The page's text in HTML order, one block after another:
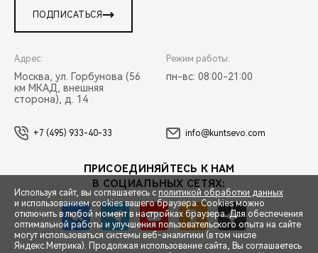
СПЕЦПРЕДЛОЖЕНИЯ
ПОДПИСАТЬСЯ
Адрес:
Москва, ул. Горбунова (56
км МКАД, внешняя
сторона), д. 14
Режим работы:
пн-вс: 08:00-21:00
+7 (495) 933-40-33 info@kuntsevo.com
ПРИСОЕДИНЯЙТЕСЬ К НАМ
В СОЦИАЛЬНЫХ СЕТЯХ:
Используя сайт, вы соглашаетесь с политикой обработки данных
и использованием cookies вашего браузера. Cookies можно
отключить в любой момент в настройках браузера. Для обеспечения
оптимальной работы и улучшения пользовательского опыта на сайте
могут использоваться системы веб-аналитики (в том числе
Яндекс.Метрика). Продолжая использование сайта, Вы соглашаетесь